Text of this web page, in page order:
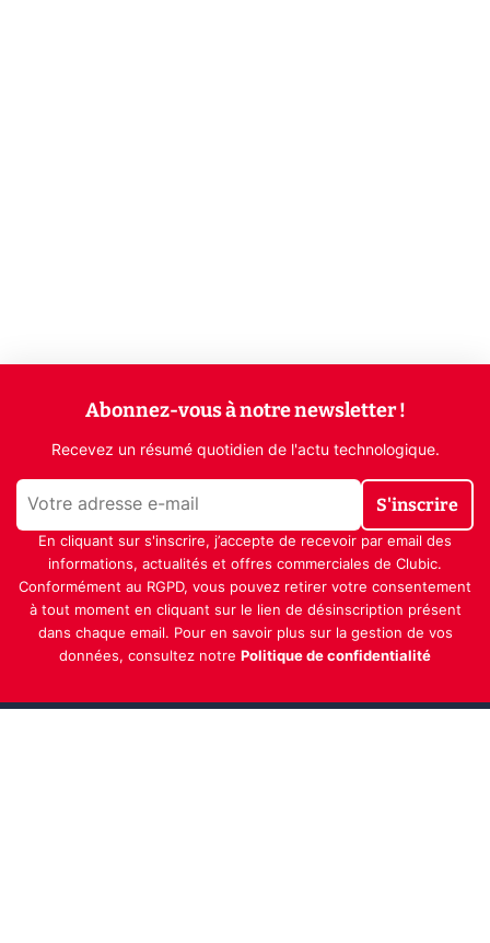
Abonnez-vous à notre newsletter !
Recevez un résumé quotidien de l'actu technologique.
S'inscrire
En cliquant sur s'inscrire, j’accepte de recevoir par email des
informations, actualités et offres commerciales de Clubic.
Conformément au RGPD, vous pouvez retirer votre consentement
à tout moment en cliquant sur le lien de désinscription présent
dans chaque email. Pour en savoir plus sur la gestion de vos
données, consultez notre Politique de confidentialité